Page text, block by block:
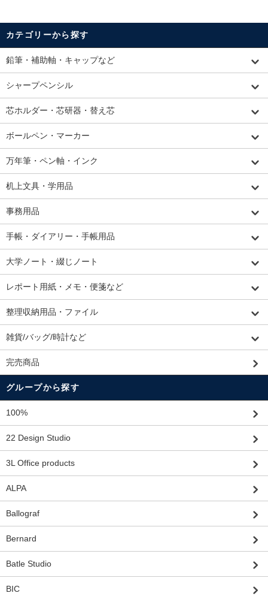
カテゴリーから探す
鉛筆・補助軸・キャップなど
シャープペンシル
芯ホルダー・芯研器・替え芯
ボールペン・マーカー
万年筆・ペン軸・インク
机上文具・学用品
事務用品
手帳・ダイアリー・手帳用品
大学ノート・綴じノート
レポート用紙・メモ・便箋など
整理収納用品・ファイル
雑貨/バッグ/時計など
完売商品
グループから探す
100%
22 Design Studio
3L Office products
ALPA
Ballograf
Bernard
Batle Studio
BIC